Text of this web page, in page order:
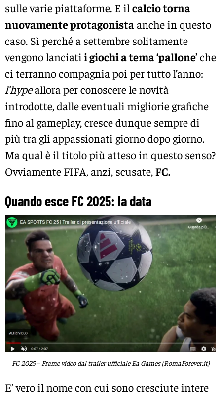
sulle varie piattaforme. E il calcio torna
nuovamente protagonistaanche in questo
caso. Sì perché a settembre solitamente
vengono lanciati i giochi a tema ‘pallone’che
ci terranno compagnia poi per tutto l’anno:
l’hypeallora per conoscere le novità
introdotte, dalle eventuali migliorie grafiche
fino al gameplay, cresce dunque sempre di
più tra gli appassionati giorno dopo giorno.
Ma qual è il titolo più atteso in questo senso?
Ovviamente FIFA, anzi, scusate,FC.
Quando esce FC 2025: la data
FC 2025 – Frame video dal trailer ufficiale Ea Games (RomaForever.it)
E’ vero il nome con cui sono cresciute intere